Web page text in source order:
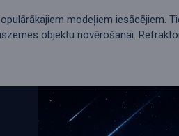
modeļiem iesācējiem.
objektu novērošanai.
un ļauj iegūt lielāku apertūru
spēju un ir piemēroti Mēness,